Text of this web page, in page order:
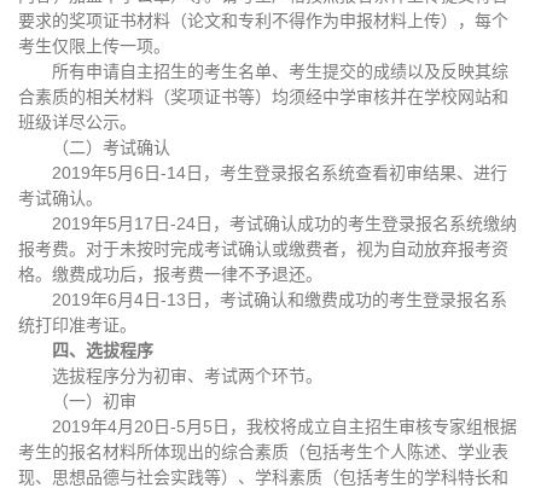
要求的奖项证书材料（论文和专利不得作为申报材料上传），每个
考生仅限上传一项。
所有申请自主招生的考生名单、考生提交的成绩以及反映其综
合素质的相关材料（奖项证书等）均须经中学审核并在学校网站和
班级详尽公示。
（二）考试确认
2019年5月6日-14日，考生登录报名系统查看初审结果、进行
考试确认。
2019年5月17日-24日，考试确认成功的考生登录报名系统缴纳
报考费。对于未按时完成考试确认或缴费者，视为自动放弃报考资
格。缴费成功后，报考费一律不予退还。
2019年6月4日-13日，考试确认和缴费成功的考生登录报名系
统打印准考证。
四、选拔程序
选拔程序分为初审、考试两个环节。
（一）初审
2019年4月20日-5月5日，我校将成立自主招生审核专家组根据
考生的报名材料所体现出的综合素质（包括考生个人陈述、学业表
现、思想品德与社会实践等）、学科素质（包括考生的学科特长和